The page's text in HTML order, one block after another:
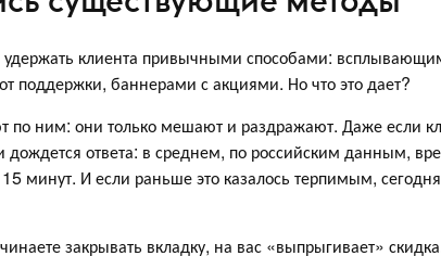
удержать клиента привычными способами:
поддержки, баннерами с акциями. Но что это дает?
по ним: они только мешают и раздражают. Даже если
ответа: в среднем, по российским данным,
минут. И если раньше это казалось терпимым,
закрывать вкладку, на вас «выпрыгивает»